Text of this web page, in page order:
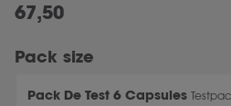
Pack size
Pack De Test 6 Capsules
67,50